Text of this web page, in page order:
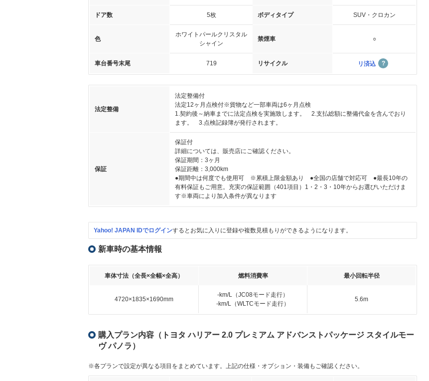
ドア数 5枚 ボディタイプ SUV・クロカン
色
ホワイトパールクリスタル
シャイン
禁煙車 ○
車台番号末尾 719 リサイクル リ済込
法定整備
法定整備付
法定12ヶ月点検付※貨物など一部車両は6ヶ月点検
1.契約後～納車までに法定点検を実施致します。 2.支払総額に整備代金を含んでおり
ます。 3.点検記録簿が発行されます。
保証
保証付
詳細については、販売店にご確認ください。
保証期間：3ヶ月
保証距離：3,000km
●期間中は何度でも使用可 ※累積上限金額あり ●全国の店舗で対応可 ●最長10年の
有料保証もご用意。充実の保証範囲（401項目）1・2・3・10年からお選びいただけま
す※車両により加入条件が異なります
Yahoo! JAPAN IDでログインするとお気に入りに登録や複数見積もりができるようになります。
新車時の基本情報
車体寸法（全長×全幅×全高） 燃料消費率 最小回転半径
4720×1835×1690mm
-km/L（JC08モード走行）
-km/L（WLTCモード走行）
5.6m
購入プラン内容（トヨタ ハリアー 2.0 プレミアム アドバンストパッケージ スタイルモー
ヴ パノラ）
※各プランで設定が異なる項目をまとめています。上記の仕様・オプション・装備もご確認ください。